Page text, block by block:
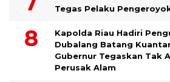
Tegas Pelaku
Kapolda Riau Hadiri
Dubalang Batang
Gubernur Tegaskan Tak
Perusak Alam